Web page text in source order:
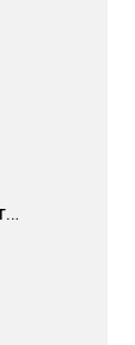
Ночной музпостинг